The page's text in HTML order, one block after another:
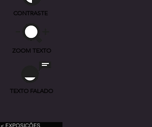
CONTRASTE
ZOOM TEXTO
TEXTO FALADO
< EXPOSIÇÕES